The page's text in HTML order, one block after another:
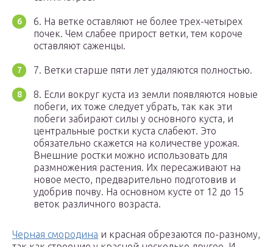
6. На ветке оставляют не более трех-четырех
почек. Чем слабее прирост ветки, тем короче
оставляют саженцы.
7. Ветки старше пяти лет удаляются полностью.
8. Если вокруг куста из земли появляются новые
побеги, их тоже следует убрать, так как эти
побеги забирают силы у основного куста, и
центральные ростки куста слабеют. Это
обязательно скажется на количестве урожая.
Внешние ростки можно использовать для
размножения растения. Их пересаживают на
новое место, предварительно подготовив и
удобрив почву. На основном кусте от 12 до 15
веток различного возраста.
Черная смородина и красная обрезаются по-разному,